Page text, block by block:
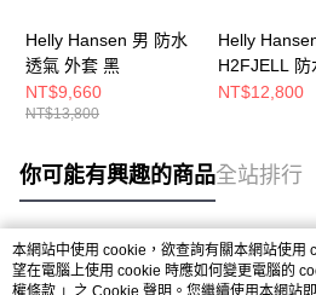
Helly Hansen 男 防水
透氣 外套 黑
NT$9,660
NT$13,800
Helly
H2FJELL 防
套 衝鋒衣 黑
NT$12,800
你可能有興趣的商品全站排行
熱門標籤
本網站中使用 cookie，欲查詢有關本網站使用
望在電腦上使用 cookie 時應如何變更電腦的
權條款 」之 Cookie 聲明。您繼續使用本網站